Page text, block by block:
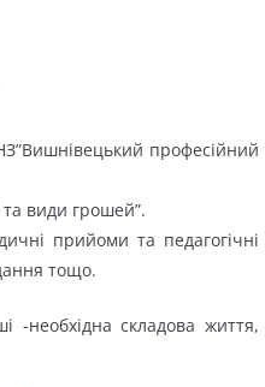
професійний
та види грошей”.
прийоми та педагогічні
тощо.
-необхідна складова життя,